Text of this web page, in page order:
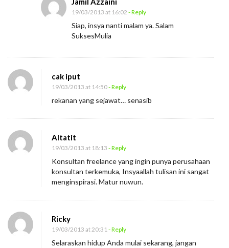
19/03/2013 at 16:02 - Reply
Siap, insya nanti malam ya. Salam
SuksesMulia
cak iput
19/03/2013 at 14:50- Reply
rekanan yang sejawat… senasib
Altatit
19/03/2013 at 18:13 - Reply
Konsultan freelance yang ingin punya perusahaan
konsultan terkemuka, Insyaallah tulisan ini sangat
menginspirasi. Matur nuwun.
Ricky
19/03/2013 at 20:31- Reply
Selaraskan hidup Anda mulai sekarang, jangan